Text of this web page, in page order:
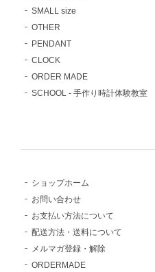
SMALL size
OTHER
PENDANT
CLOCK
ORDER MADE
SCHOOL - 手作り時計体験教室
ショップホーム
お問い合わせ
お支払い方法について
配送方法・送料について
メルマガ登録・解除
ORDERMADE